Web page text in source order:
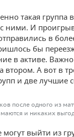
такая группа
ними. И
в
бы
в активе.
втором. А вот в
и две лучшие
после одного из
и никаких
могут выйти из